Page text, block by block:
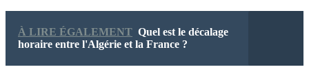
À LIRE ÉGALEMENT Quel est le décalage
horaire entre l'Algérie et la France ?